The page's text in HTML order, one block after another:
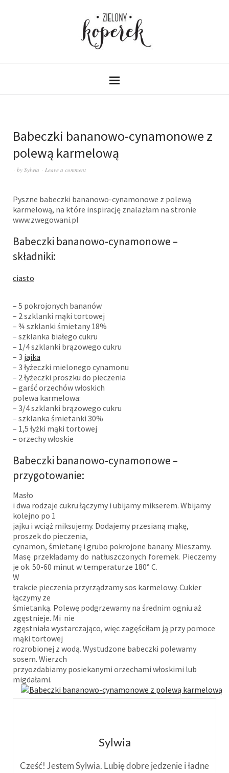
Babeczki bananowo-cynamonowe z
polewą karmelową
by Sylwia Leave a comment
Pyszne babeczki bananowo-cynamonowe z polewą
karmelową, na które inspirację znalazłam na stronie
www.zwegowani.pl
Babeczki bananowo-cynamonowe –
składniki:
ciasto
– 5 pokrojonych bananów
– 2 szklanki mąki tortowej
– ¾ szklanki śmietany 18%
– szklanka białego cukru
– 1/4 szklanki brązowego cukru
– 3 jajka
– 3 łyżeczki mielonego cynamonu
– 2 łyżeczki proszku do pieczenia
– garść orzechów włoskich
polewa karmelowa:
– 3/4 szklanki brązowego cukru
– szklanka śmietanki 30%
– 1,5 łyżki mąki tortowej
– orzechy włoskie
Babeczki bananowo-cynamonowe –
przygotowanie:
Masło
i dwa rodzaje cukru łączymy i ubijamy mikserem. Wbijamy
kolejno po 1
jajku i wciąż miksujemy. Dodajemy przesianą mąkę,
proszek do pieczenia,
cynamon, śmietanę i grubo pokrojone banany. Mieszamy.
Masę przekładamy do natłuszczonych foremek. Pieczemy
je ok. 50-60 minut w temperaturze 180° C.
W
trakcie pieczenia przyrządzamy sos karmelowy. Cukier
łączymy ze
śmietanką. Polewę podgrzewamy na średnim ogniu aż
zgęstnieje. Mi nie
zgęstniała wystarczająco, więc zagęściłam ją przy pomoce
mąki tortowej
rozrobionej z wodą. Wystudzone babeczki polewamy
sosem. Wierzch
przyozdabiamy posiekanymi orzechami włoskimi lub
migdałami .
Sylwia
Cześć! Jestem Sylwia. Lubię dobre jedzenie i ładne